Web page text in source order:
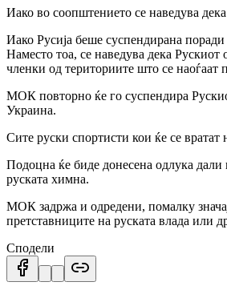
Иако во соопштението се наведува
Иако Русија беше суспендирана
Наместо тоа, се наведува дека
членки од териториите што се
МОК повторно ќе го суспендира
Украина.
Сите руски спортисти кои ќе се
Подоцна ќе биде донесена одлука
руската химна.
МОК задржа и одредени, помалку
претставниците на руската влада или
Сподели